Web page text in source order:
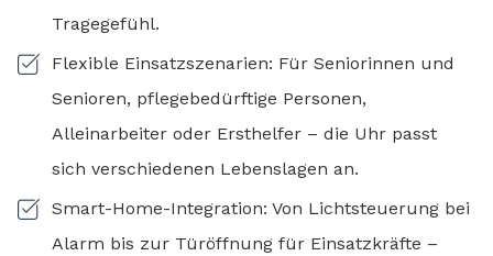
Tragegefühl.
Flexible Einsatzszenarien: Für Seniorinnen und
Senioren, pflegebedürftige Personen,
Alleinarbeiter oder Ersthelfer – die Uhr passt
sich verschiedenen Lebenslagen an.
Smart-Home-Integration: Von Lichtsteuerung bei
Alarm bis zur Türöffnung für Einsatzkräfte –